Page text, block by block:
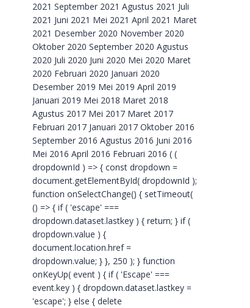
2021 September 2021 Agustus 2021 Juli
2021 Juni 2021 Mei 2021 April 2021 Maret
2021 Desember 2020 November 2020
Oktober 2020 September 2020 Agustus
2020 Juli 2020 Juni 2020 Mei 2020 Maret
2020 Februari 2020 Januari 2020
Desember 2019 Mei 2019 April 2019
Januari 2019 Mei 2018 Maret 2018
Agustus 2017 Mei 2017 Maret 2017
Februari 2017 Januari 2017 Oktober 2016
September 2016 Agustus 2016 Juni 2016
Mei 2016 April 2016 Februari 2016 ( (
dropdownId ) => { const dropdown =
document.getElementById( dropdownId );
function onSelectChange() { setTimeout(
() => { if ( 'escape' ===
dropdown.dataset.lastkey ) { return; } if (
dropdown.value ) {
document.location.href =
dropdown.value; } }, 250 ); } function
onKeyUp( event ) { if ( 'Escape' ===
event.key ) { dropdown.dataset.lastkey =
'escape'; } else { delete